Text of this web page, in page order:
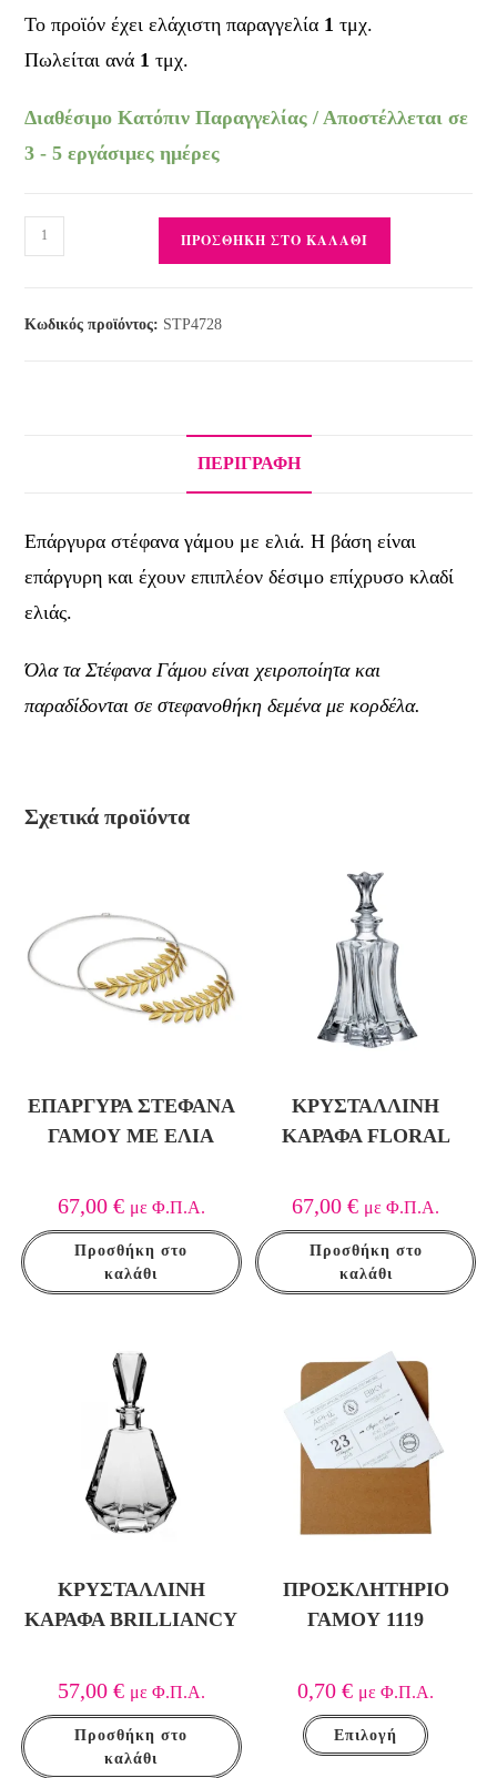
Διαθέσιμο Κατόπιν Παραγγελίας / Αποστέλλεται σε
3 - 5 εργάσιμες ημέρες
ΠΡΟΣΘΉΚΗ ΣΤΟ ΚΑΛΆΘΙ
Κωδικός προϊόντος: STP4728
Το προϊόν έχει ελάχιστη παραγγελία 1 τμχ.
Πωλείται ανά 1 τμχ.
ΠΕΡΙΓΡΑΦΉ
Επάργυρα στέφανα γάμου με ελιά. Η βάση είναι
επάργυρη και έχουν επιπλέον δέσιμο επίχρυσο κλαδί
ελιάς.
Όλα τα Στέφανα Γάμου είναι χειροποίητα και
παραδίδονται σε στεφανοθήκη δεμένα με κορδέλα.
Σχετικά προϊόντα
ΕΠΆΡΓΥΡΑ ΣΤΈΦΑΝΑ
ΓΆΜΟΥ ΜΕ ΕΛΙΆ
67,00 € με Φ.Π.Α.
Προσθήκη στο
καλάθι
ΚΡΥΣΤΆΛΛΙΝΗ
ΚΑΡΆΦΑ FLORAL
67,00€ με Φ.Π.Α.
Προσθήκη στο
καλάθι
ΚΡΥΣΤΆΛΛΙΝΗ
ΚΑΡΆΦΑ BRILLIANCY
57,00 € με Φ.Π.Α.
Προσθήκη στο
καλάθι
ΠΡΟΣΚΛΗΤΉΡΙΟ
ΓΆΜΟΥ 1119
0,70€ με Φ.Π.Α.
Επιλογή